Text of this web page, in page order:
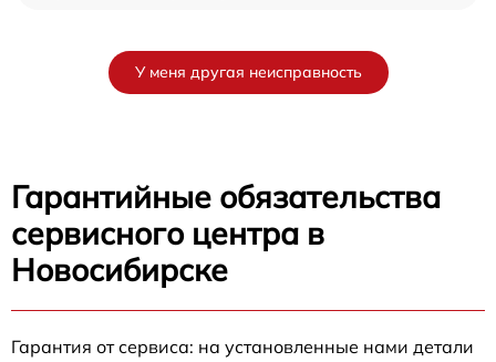
У меня другая неисправность
Гарантийные обязательства
сервисного центра в
Новосибирске
Гарантия от сервиса: на установленные нами детали